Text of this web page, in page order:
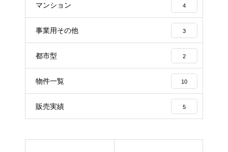
マンション 4
事業用その他 3
都市型 2
物件一覧 10
販売実績 5